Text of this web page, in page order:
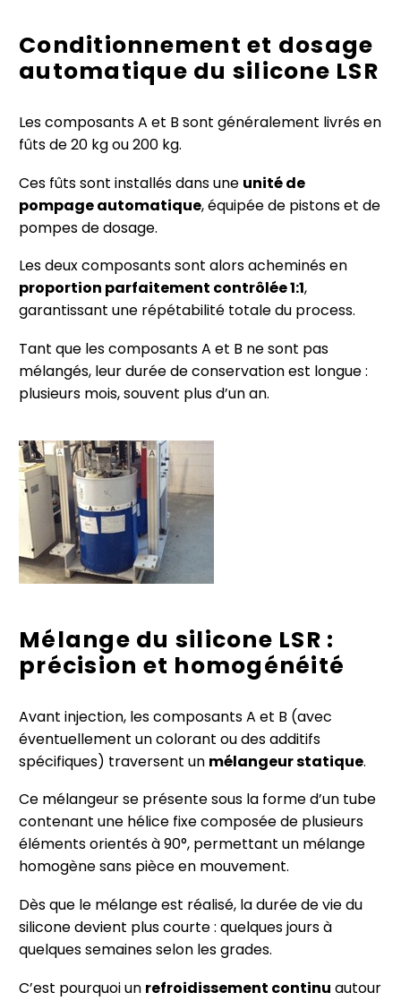
Conditionnement et dosage
automatique du silicone LSR
Les composants A et B sont généralement livrés en
fûts de 20 kg ou 200 kg.
Ces fûts sont installés dans une unité de
pompage automatique, équipée de pistons et de
pompes de dosage.
Les deux composants sont alors acheminés en
proportion parfaitement contrôlée 1:1,
garantissant une répétabilité totale du process.
Tant que les composants A et B ne sont pas
mélangés, leur durée de conservation est longue :
plusieurs mois, souvent plus d’un an.
Mélange du silicone LSR :
précision et homogénéité
Avant injection, les composants A et B (avec
éventuellement un colorant ou des additifs
spécifiques) traversent un mélangeur statique.
Ce mélangeur se présente sous la forme d’un tube
contenant une hélice fixe composée de plusieurs
éléments orientés à 90°, permettant un mélange
homogène sans pièce en mouvement.
Dès que le mélange est réalisé, la durée de vie du
silicone devient plus courte : quelques jours à
quelques semaines selon les grades.
C’est pourquoi un refroidissement continu autour